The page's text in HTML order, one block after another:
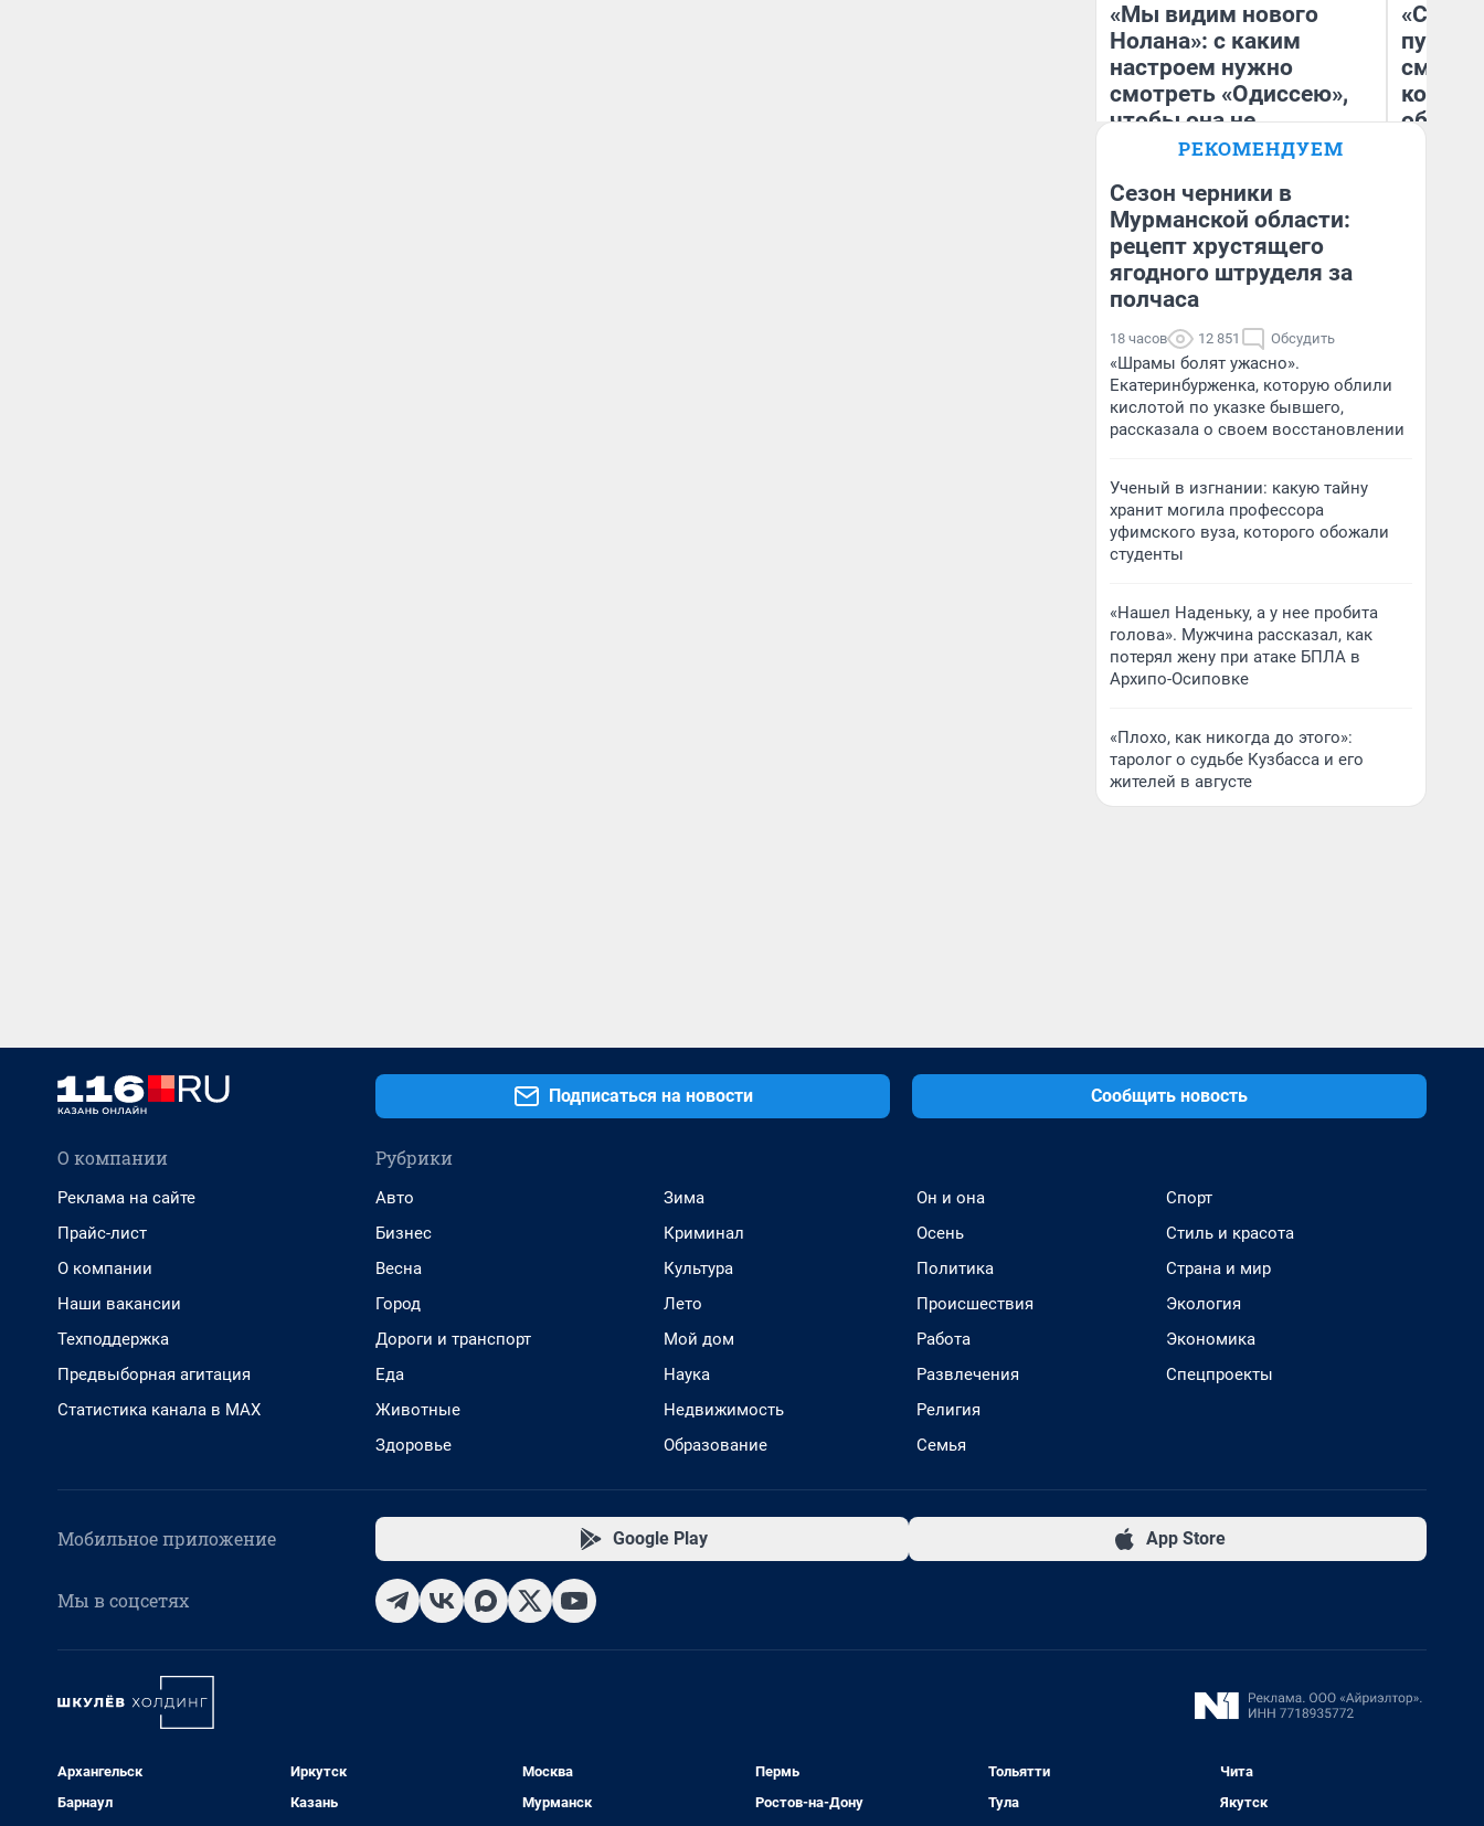
«Мы видим нового
Нолана»: с каким
настроем нужно
смотреть «Одиссею»,
чтобы она не
выглядела как фиаско
Надежда Губарь
РЕКОМЕНДУЕМ
Сезон черники в
Мурманской области:
рецепт хрустящего
ягодного штруделя за
полчаса
18 часов 12 851 Обсудить
«Шрамы болят ужасно».
Екатеринбурженка, которую облили
кислотой по указке бывшего,
рассказала о своем восстановлении
Ученый в изгнании: какую тайну
хранит могила профессора
уфимского вуза, которого обожали
студенты
«Нашел Наденьку, а у нее пробита
голова». Мужчина рассказал, как
потерял жену при атаке БПЛА в
Архипо-Осиповке
«Плохо, как никогда до этого»:
таролог о судьбе Кузбасса и его
жителей в августе
Подписаться на новости Сообщить новость
О компании
Реклама на сайте
Прайс-лист
О компании
Наши вакансии
Техподдержка
Предвыборная агитация
Статистика канала в MAX
Рубрики
Авто
Бизнес
Весна
Город
Дороги и транспорт
Еда
Животные
Здоровье
Зима
Криминал
Культура
Лето
Мой дом
Наука
Недвижимость
Образование
Он и она
Осень
Политика
Происшествия
Работа
Развлечения
Религия
Семья
Спорт
Стиль и красота
Страна и мир
Экология
Экономика
Спецпроекты
Мобильное приложение Google Play App Store
Мы в соцсетях
Архангельск
Барнаул
Иркутск
Казань
Москва
Мурманск
Пермь
Ростов-на-Дону
Тольятти
Тула
Чита
Якутск